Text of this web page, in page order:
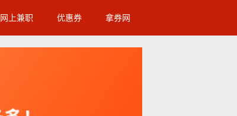
网上兼职 优惠券 拿券网